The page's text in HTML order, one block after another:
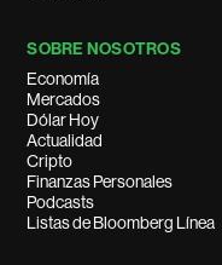
SOBRE NOSOTROS
Economía
Mercados
Dólar Hoy
Actualidad
Cripto
Finanzas Personales
Podcasts
Listas de Bloomberg Línea